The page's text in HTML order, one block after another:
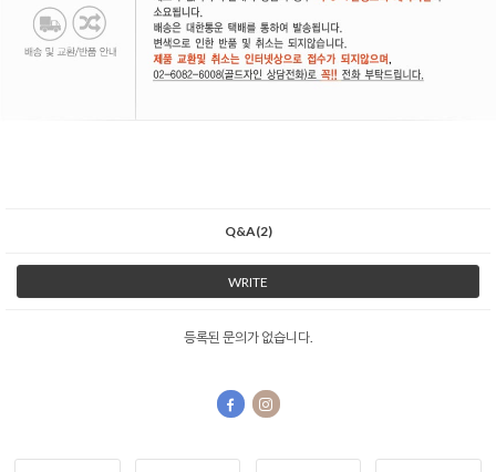
Q&A(2)
WRITE
등록된 문의가 없습니다.